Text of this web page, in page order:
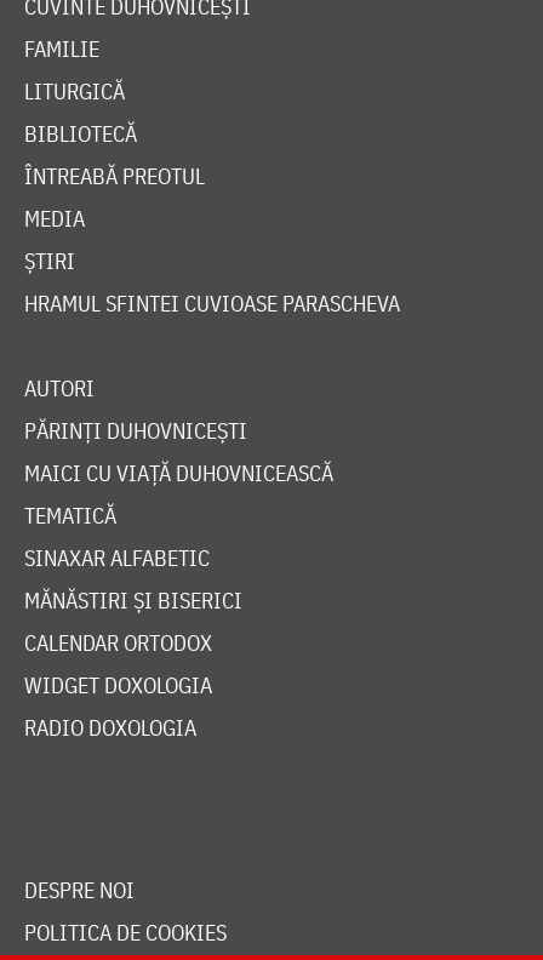
CUVINTE DUHOVNICEȘTI
FAMILIE
LITURGICĂ
BIBLIOTECĂ
ÎNTREABĂ PREOTUL
MEDIA
ȘTIRI
HRAMUL SFINTEI CUVIOASE PARASCHEVA
AUTORI
PĂRINȚI DUHOVNICEȘTI
MAICI CU VIAȚĂ DUHOVNICEASCĂ
TEMATICĂ
SINAXAR ALFABETIC
MĂNĂSTIRI ȘI BISERICI
CALENDAR ORTODOX
WIDGET DOXOLOGIA
RADIO DOXOLOGIA
DESPRE NOI
POLITICA DE COOKIES